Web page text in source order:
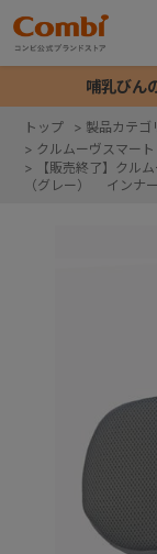
哺乳びん
トップ > 製品カテゴ
> クルムーヴスマー
>
【販売終了】ク
（グレー） インナ